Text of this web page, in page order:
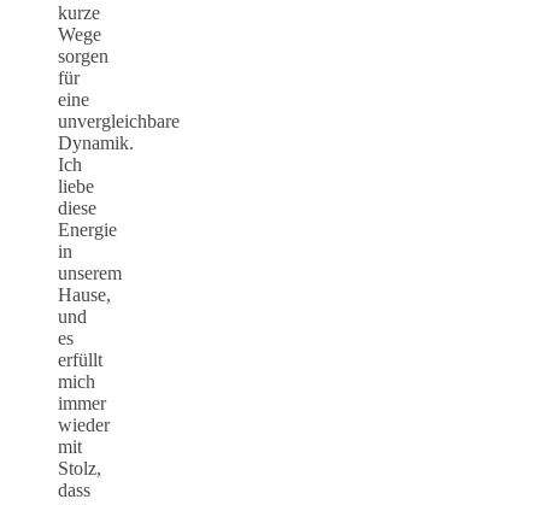
kurze
Wege
sorgen
für
eine
unvergleichbare
Dynamik.
Ich
liebe
diese
Energie
in
unserem
Hause,
und
es
erfüllt
mich
immer
wieder
mit
Stolz,
dass